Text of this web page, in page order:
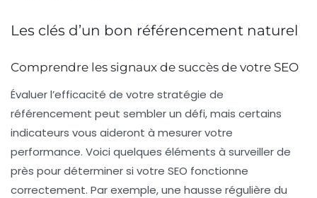
Les clés d’un bon référencement naturel
Comprendre les signaux de succès de votre SEO
Évaluer l’efficacité de votre stratégie de
référencement peut sembler un défi, mais certains
indicateurs vous aideront à mesurer votre
performance. Voici quelques éléments à surveiller de
près pour déterminer si votre SEO fonctionne
correctement. Par exemple, une hausse régulière du